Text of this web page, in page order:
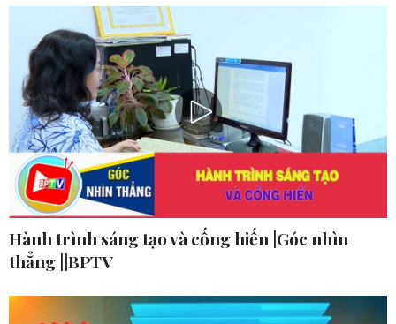
Hành trình sáng tạo và cống hiến |Góc nhìn
thẳng ||BPTV